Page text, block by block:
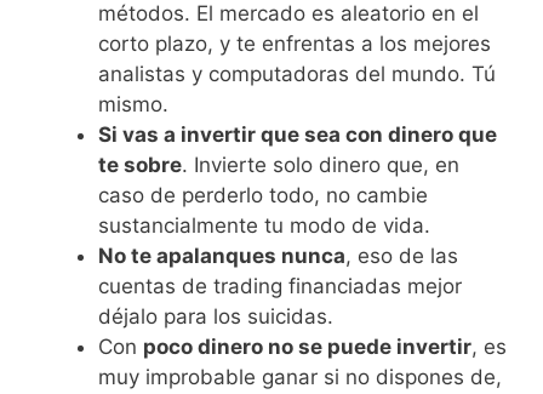
métodos. El mercado es aleatorio en el
corto plazo, y te enfrentas a los mejores
analistas y computadoras del mundo. Tú
mismo.
Si vas a invertir que sea con dinero que
te sobre. Invierte solo dinero que, en
caso de perderlo todo, no cambie
sustancialmente tu modo de vida.
No te apalanques nunca, eso de las
cuentas de trading financiadas mejor
déjalo para los suicidas.
Con poco dinero no se puede invertir, es
muy improbable ganar si no dispones de,